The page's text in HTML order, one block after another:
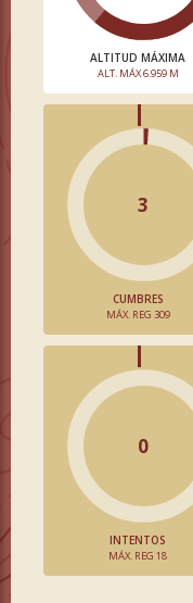
ALTITUD MÁXIMA
ALT. MÁX 6.959 M
3
CUMBRES
MÁX. REG 309
0
INTENTOS
MÁX. REG 18